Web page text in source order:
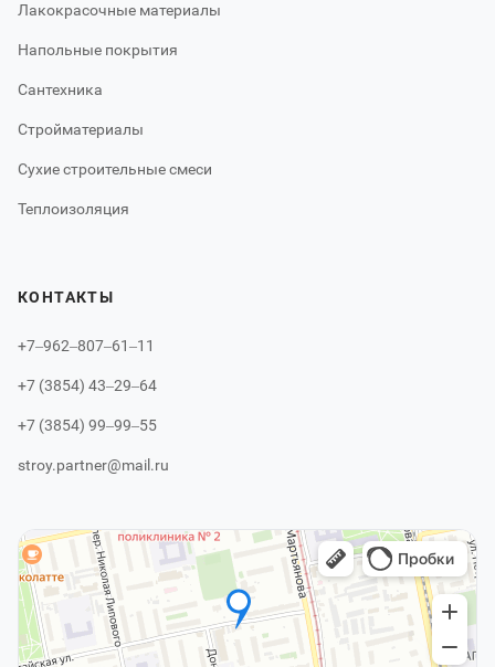
Лакокрасочные материалы
Напольные покрытия
Сантехника
Стройматериалы
Сухие строительные смеси
Теплоизоляция
КОНТАКТЫ
+7‒962‒807‒61‒11
+7 (3854) 43‒29‒64
+7 (3854) 99‒99‒55
stroy.partner@mail.ru